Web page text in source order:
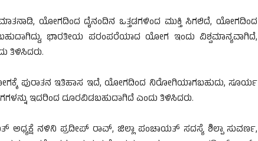
ಯೋಗದಿಂದ ದೈನಂದಿನ ಒತ್ತಡಗಳಿಂದ ಮುಕ್ತಿ ಸಿಗಲಿದೆ, ಯೋಗದಿಂದ
ಭಾರತೀಯ ಪರಂಪರೆಯಾದ ಯೋಗ ಇಂದು ವಿಶ್ವಮಾನ್ಯವಾಗಿದೆ,
ತಿಳಿಸಿದರು.
ಪುರಾತನ ಇತಿಹಾಸ ಇದೆ, ಯೋಗದಿಂದ ನಿರೋಗಿಯಾಗಬಹುದು, ಸೂರ್ಯ
ಇದರಿಂದ ದೂರವಿಡಬಹುದಾಗಿದೆ ಎಂದು ತಿಳಿಸಿದರು.
ನಳಿನಿ ಪ್ರದೀಪ್ ರಾವ್, ಜಿಲ್ಲಾ ಪಂಚಾಯತ್ ಸದಸ್ಯೆ ಶಿಲ್ಪಾ ಸುವರ್ಣ,